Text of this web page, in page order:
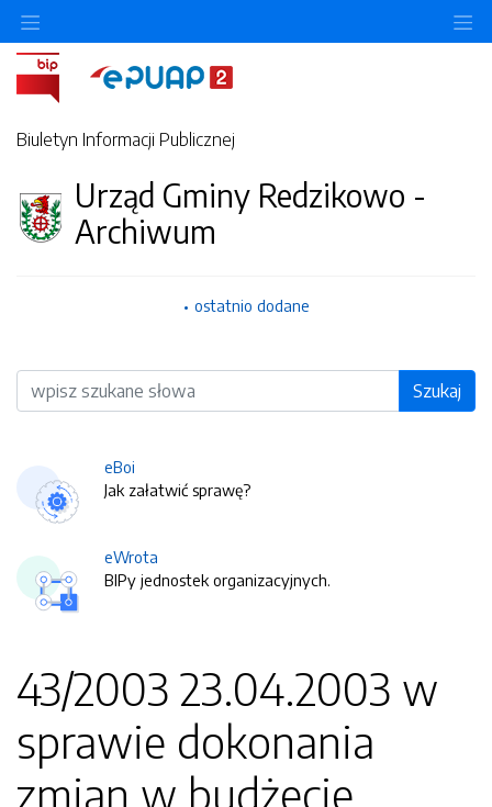
Biuletyn Informacji Publicznej
Urząd Gminy Redzikowo -
Archiwum
ostatnio dodane
Wyszukiwarka Szukaj
eBoi
Jak załatwić sprawę?
eWrota
BIPy jednostek organizacyjnych.
43/2003 23.04.2003 w
sprawie dokonania
zmian w budżecie